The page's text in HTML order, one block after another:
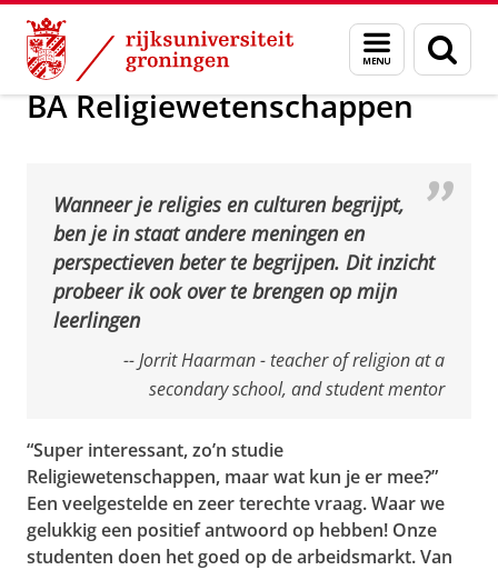
Skip
Content
Skip
Navigation
Menu
en
zoeken
Bacheloropleidingen
BA Religiewetenschappen
Wanneer je religies en culturen begrijpt,
ben je in staat andere meningen en
perspectieven beter te begrijpen. Dit inzicht
probeer ik ook over te brengen op mijn
leerlingen
-- Jorrit Haarman - teacher of religion at a
secondary school, and student mentor
“Super interessant, zo’n studie
Religiewetenschappen, maar wat kun je er mee?”
Een veelgestelde en zeer terechte vraag. Waar we
gelukkig een positief antwoord op hebben! Onze
studenten doen het goed op de arbeidsmarkt. Van